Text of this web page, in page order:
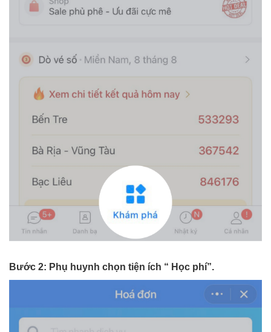
Bước 2: Phụ huynh chọn tiện ích “ Học phí”.